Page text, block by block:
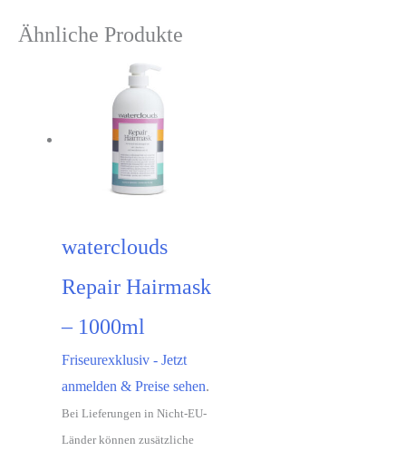
Ähnliche Produkte
waterclouds
Repair Hairmask
– 1000ml
Friseurexklusiv - Jetzt
anmelden & Preise sehen.
Bei Lieferungen in Nicht-EU-
Länder können zusätzliche